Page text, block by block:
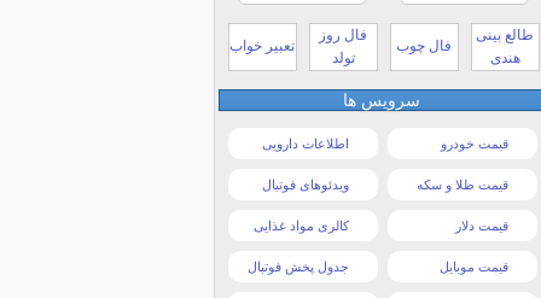
طالع بینی
هندی
فال چوب
فال روز
تولد
تعبیر خواب
سرویس ها
قیمت خودرو اطلاعات دارویی
قیمت طلا و سکه ویدئوهای فوتبال
قیمت دلار کالری مواد غذایی
قیمت موبایل جدول پخش فوتبال